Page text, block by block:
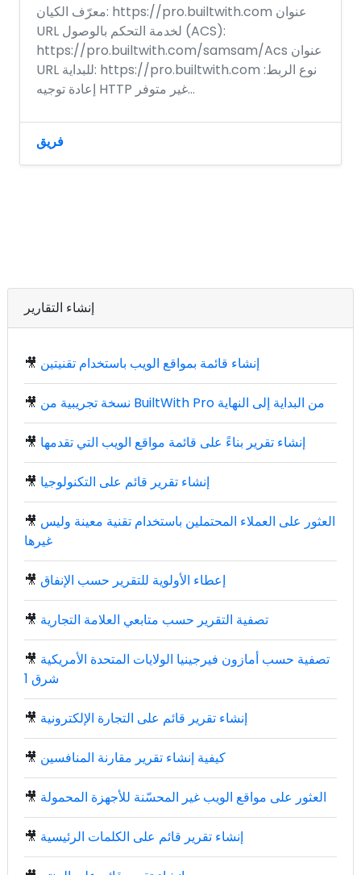
معرّف الكيان: https://pro.builtwith.com عنوان
URL لخدمة التحكم بالوصول (ACS):
https://pro.builtwith.com/samsam/Acs عنوان
URL للبداية: https://pro.builtwith.com نوع الربط:
إعادة توجيه HTTP غير متوفر...
فريق
إنشاء التقارير
🎥 إنشاء قائمة بمواقع الويب باستخدام تقنيتين
🎥 نسخة تجريبية من BuiltWith Pro من البداية إلى النهاية
🎥 إنشاء تقرير بناءً على قائمة مواقع الويب التي تقدمها
🎥 إنشاء تقرير قائم على التكنولوجيا
🎥 العثور على العملاء المحتملين باستخدام تقنية معينة وليس
غيرها
🎥 إعطاء الأولوية للتقرير حسب الإنفاق
🎥 تصفية التقرير حسب متابعي العلامة التجارية
🎥 تصفية حسب أمازون فيرجينيا الولايات المتحدة الأمريكية
شرق 1
🎥 إنشاء تقرير قائم على التجارة الإلكترونية
🎥 كيفية إنشاء تقرير مقارنة المنافسين
🎥 العثور على مواقع الويب غير المحسّنة للأجهزة المحمولة
🎥 إنشاء تقرير قائم على الكلمات الرئيسية